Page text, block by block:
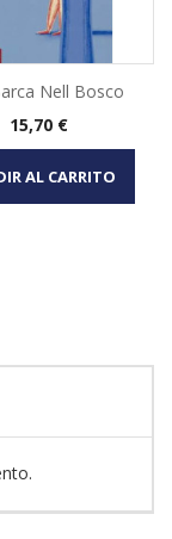
Nell Bosco
Precio
15,70 €
AL CARRITO